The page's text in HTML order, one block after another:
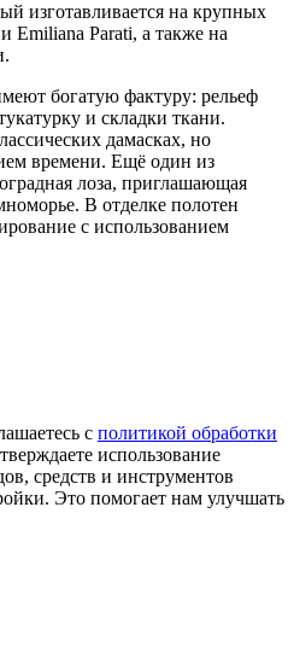
изготавливается на крупных
Emiliana Parati, а также на
богатую фактуру: рельеф
и складки ткани.
дамасках, но
времени. Ещё один из
лоза, приглашающая
В отделке полотен
с использованием
с политикой обработки
использование
средств и инструментов
Это помогает нам улучшать